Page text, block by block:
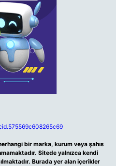
bir marka, kurum veya şahıs
Sitede yalnızca kendi
Burada yer alan içerikler